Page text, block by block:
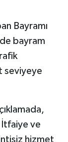
Bayramı
bayram
seviyeye
ve
hizmet